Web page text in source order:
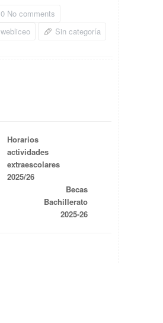
0 No comments
webliceo
Sin categoría
Horarios
actividades
extraescolares
2025/26
Becas
Bachillerato
2025-26